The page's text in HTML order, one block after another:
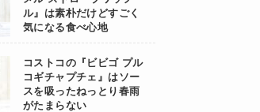
ル』は素朴だけどすごく
気になる食べ心地
コストコの『ビビゴ プル
コギチャプチェ』はソー
スを吸ったねっとり春雨
がたまらない